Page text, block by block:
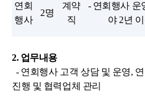
연회
행사
2명
계약
직
- 연회행사 운
야 2년
2. 업무내용
- 연회행사 고객 상담 및 운영,
진행 및 협력업체 관리